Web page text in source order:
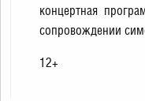
концертная
сопровождении
12+